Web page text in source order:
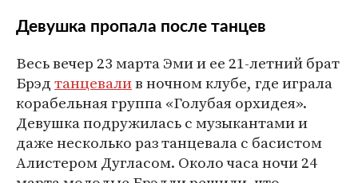
Девушка пропала после танцев
Весь вечер 23 марта Эми и ее 21-летний брат
Брэдтанцевалив ночном клубе, где играла
корабельная группа «Голубая орхидея».
Девушка подружилась с музыкантами и
даже несколько раз танцевала с басистом
Алистером Дугласом. Около часа ночи 24